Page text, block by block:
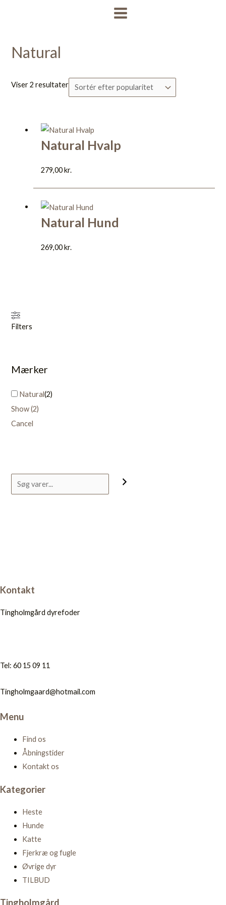
MAIN
Filters
Mærker
Natural(2)
Show(2)
Cancel
Natural
Viser 2 resultater
Natural Hvalp
279,00kr.
Natural Hund
269,00kr.
Kontakt
Tingholmgård dyrefoder
Tel: 60 15 09 11
Tingholmgaard@hotmail.com
Menu
Find os
Åbningstider
Kontakt os
Kategorier
Heste
Hunde
Katte
Fjerkræ og fugle
Øvrige dyr
TILBUD
Tingholmgård